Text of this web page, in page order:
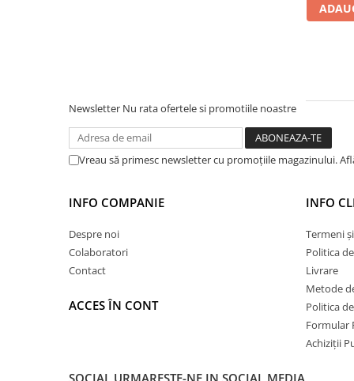
Brâuri Decorative
Scafe pentru Led
Glafuri din Ceramică
Vopsele & Tencuieli Decorative
Newsletter Nu rata ofertele si promotiile noastre
Vreau să primesc newsletter cu promoțiile magazinului.
INFO COMPANIE
Despre noi
Colaboratori
Contact
ACCES ÎN CONT
INFO
Termeni
Politica
Livrare
Metode
Politica
Formular
Achiziții
SOCIAL URMARESTE-NE IN SOCIAL MEDIA